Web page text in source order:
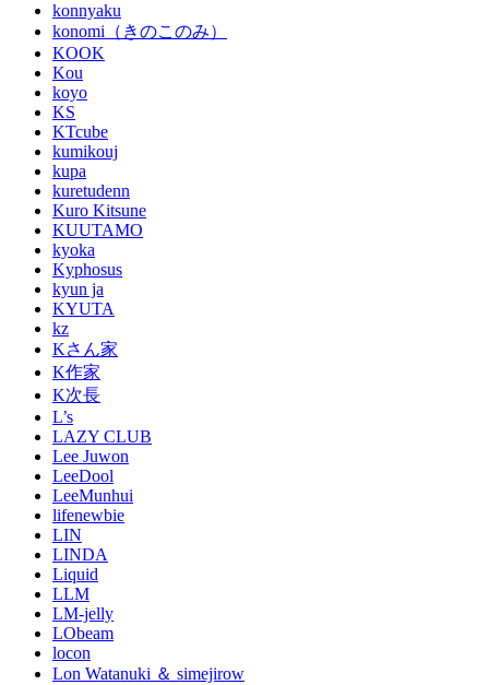
konnyaku
konomi（きのこのみ）
KOOK
Kou
koyo
KS
KTcube
kumikouj
kupa
kuretudenn
Kuro Kitsune
KUUTAMO
kyoka
Kyphosus
kyun ja
KYUTA
kz
Kさん家
K作家
K次長
L’s
LAZY CLUB
Lee Juwon
LeeDool
LeeMunhui
lifenewbie
LIN
LINDA
Liquid
LLM
LM-jelly
LObeam
locon
Lon Watanuki ＆ simejirow